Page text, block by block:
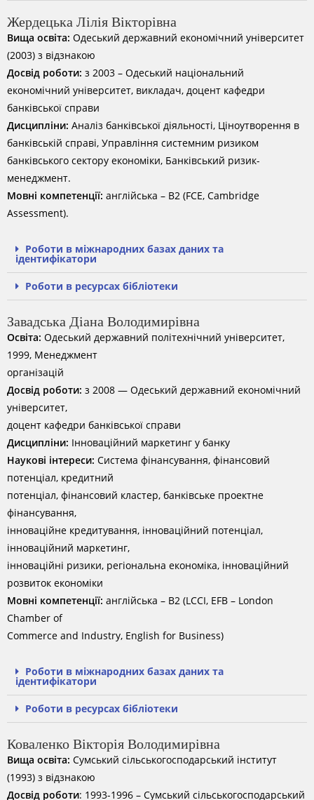
Жердецька Лілія Вікторівна
Вища освіта: Одеський державний економічний університет
(2003) з відзнакою
Досвід роботи: з 2003 – Одеський національний
економічний університет, викладач, доцент кафедри
банківської справи
Дисципліни: Аналіз банківської діяльності, Ціноутворення в
банківській справі, Управління системним ризиком
банківського сектору економіки, Банківський ризик-
менеджмент.
Мовні компетенції: англійська – B2 (FCE, Cambridge
Assessment).
Роботи в міжнародних базах даних та
ідентифікатори
Роботи в ресурсах бібліотеки
Завадська Діана Володимирівна
Освіта: Одеський державний політехнічний університет,
1999, Менеджмент
організацій
Досвід роботи: з 2008 — Одеський державний економічний
університет,
доцент кафедри банківської справи
Дисципліни: Інноваційний маркетинг у банку
Наукові інтереси: Система фінансування, фінансовий
потенціал, кредитний
потенціал, фінансовий кластер, банківське проектне
фінансування,
інноваційне кредитування, інноваційний потенціал,
інноваційний маркетинг,
інноваційні ризики, регіональна економіка, інноваційний
розвиток економіки
Мовні компетенції: англійська – В2 (LCCI, EFB – London
Chamber of
Commerce and Industry, English for Business)
Роботи в міжнародних базах даних та
ідентифікатори
Роботи в ресурсах бібліотеки
Коваленко Вікторія Володимирівна
Вища освіта: Сумський сільськогосподарський інститут
(1993) з відзнакою
Досвід роботи: 1993-1996 – Сумський сільськогосподарський